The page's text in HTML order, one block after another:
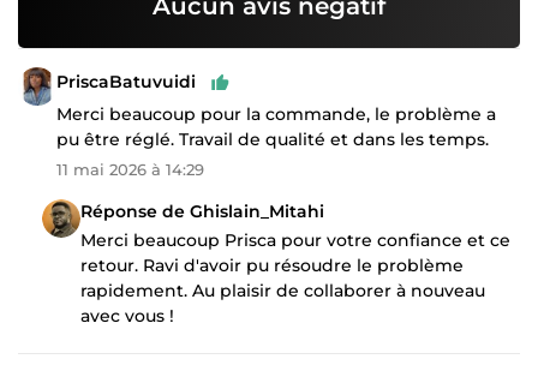
Aucun avis négatif
PriscaBatuvuidi
Merci beaucoup pour la commande, le problème a
pu être réglé. Travail de qualité et dans les temps.
11 mai 2026 à 14:29
Réponse de Ghislain_Mitahi
Merci beaucoup Prisca pour votre confiance et ce
retour. Ravi d'avoir pu résoudre le problème
rapidement. Au plaisir de collaborer à nouveau
avec vous !